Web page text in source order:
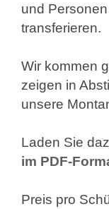
und
transferieren.
Wir kommen
zeigen in
unsere
Laden Sie
im PDF-
Preis pro